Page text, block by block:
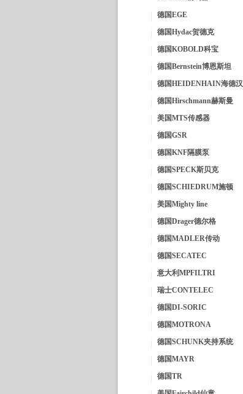
德国EGE
德国Hydac贺德克
德国KOBOLD科宝
德国Bernstein博恩斯坦
德国HEIDENHAIN海德汉
德国Hirschmann赫斯曼
美国MTS传感器
德国GSR
德国KNF隔膜泵
德国SPECK斯贝克
德国SCHIEDRUM施顿
美国Mighty line
德国Drager德尔格
德国MADLER传动
德国SECATEC
意大利MPFILTRI
瑞士CONTELEC
德国DI-SORIC
德国MOTRONA
德国SCHUNK夹持系统
德国MAYR
德国TR